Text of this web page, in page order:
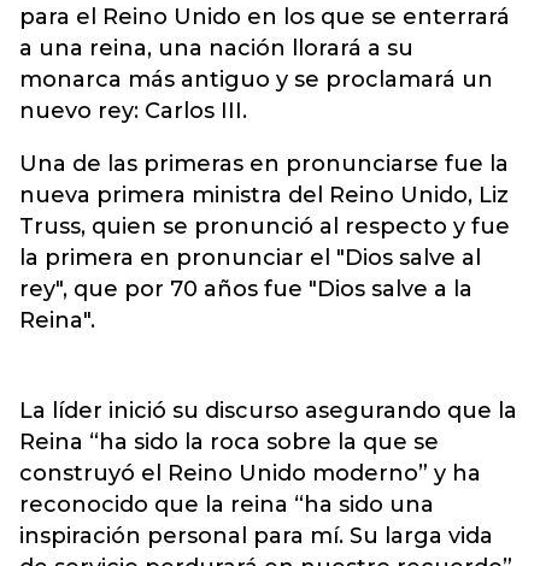
para el Reino Unido en los que se enterrará
a una reina, una nación llorará a su
monarca más antiguo y se proclamará un
nuevo rey: Carlos III.
Una de las primeras en pronunciarse fue la
nueva primera ministra del Reino Unido, Liz
Truss, quien se pronunció al respecto y fue
la primera en pronunciar el "Dios salve al
rey", que por 70 años fue "Dios salve a la
Reina".
La líder inició su discurso asegurando que la
Reina “ha sido la roca sobre la que se
construyó el Reino Unido moderno” y ha
reconocido que la reina “ha sido una
inspiración personal para mí. Su larga vida